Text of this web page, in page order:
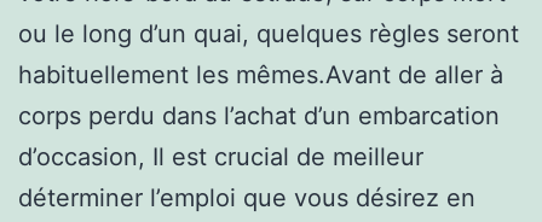
ou le long d’un quai, quelques règles seront
habituellement les mêmes.Avant de aller à
corps perdu dans l’achat d’un embarcation
d’occasion, Il est crucial de meilleur
déterminer l’emploi que vous désirez en